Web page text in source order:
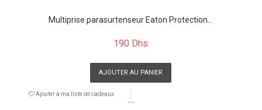
Multiprise parasurtenseur Eaton Protection...
190 Dhs
AJOUTER AU PANIER
Ajouter à ma liste de cadeaux
```